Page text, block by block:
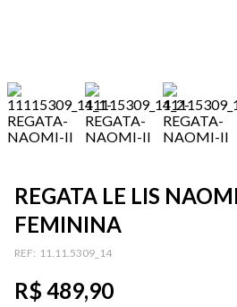
REGATA LE LIS
FEMININA
: 11.11.5309_14
R$ 489,90